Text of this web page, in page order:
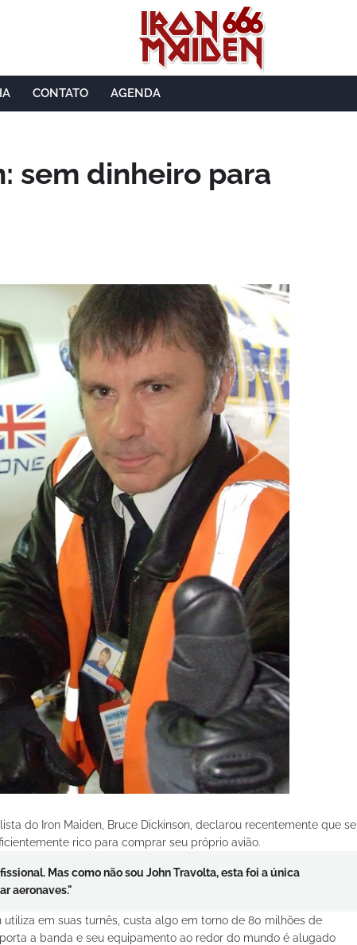
CONTATO AGENDA
sem dinheiro para
do Iron Maiden, Bruce Dickinson, declarou recentemente que se
rico para comprar seu próprio avião.
Mas como não sou John Travolta, esta foi a única
aeronaves."
utiliza em suas turnês, custa algo em torno de 80 milhões de
a banda e seu equipamento ao redor do mundo é alugado